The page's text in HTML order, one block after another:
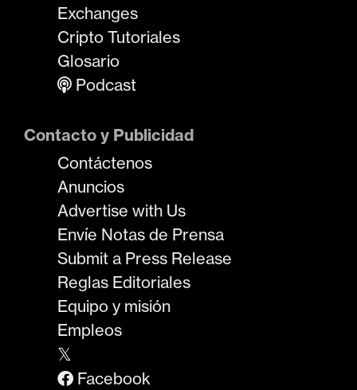
Exchanges
Cripto Tutoriales
Glosario
Podcast
Contacto y Publicidad
Contáctenos
Anuncios
Advertise with Us
Envíe Notas de Prensa
Submit a Press Release
Reglas Editoriales
Equipo y misión
Empleos
𝕏
Facebook